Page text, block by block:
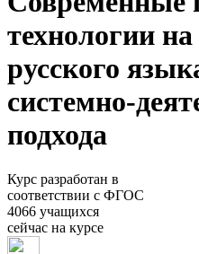
технологии
русского
системно-
подхода
Курс разработан в
соответствии с ФГОС
4066 учащихся
сейчас на курсе